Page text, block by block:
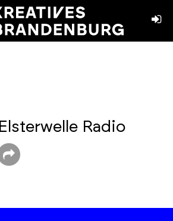
Elsterwelle Radio